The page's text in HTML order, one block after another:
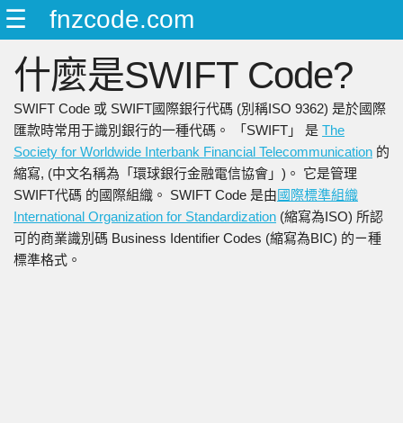
☰ fnzcode.com
日本語
简中
繁中
什麼是SWIFT Code?
SWIFT Code 或 SWIFT國際銀行代碼 (別稱ISO 9362) 是於國際
匯款時常用于識別銀行的一種代碼。 「SWIFT」 是 The
Society for Worldwide Interbank Financial Telecommunication 的
縮寫, (中文名稱為「環球銀行金融電信協會」)。 它是管理
SWIFT代碼 的國際組織。 SWIFT Code 是由國際標準組織
International Organization for Standardization (縮寫為ISO) 所認
可的商業識別碼 Business Identifier Codes (縮寫為BIC) 的ㄧ種
標準格式。